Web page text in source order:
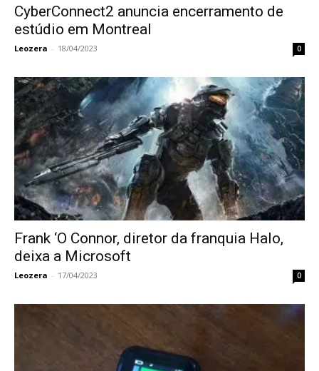
CyberConnect2 anuncia encerramento de
estúdio em Montreal
Leozera - 18/04/2023 0
Frank ‘O Connor, diretor da franquia Halo,
deixa a Microsoft
Leozera - 17/04/2023 0